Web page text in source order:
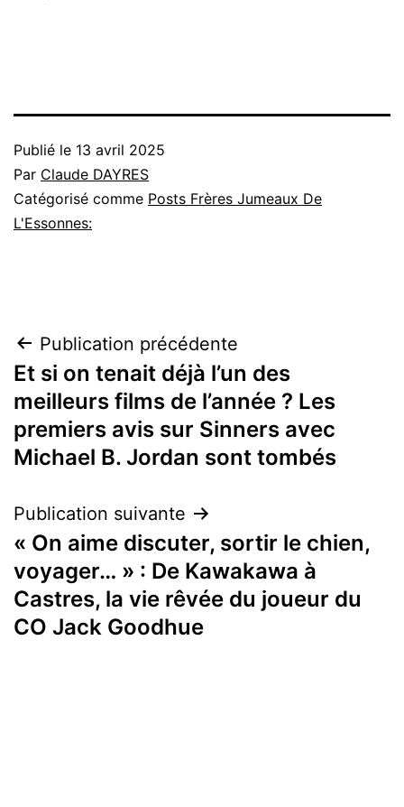
Publié le 13 avril 2025
Par Claude DAYRES
Catégorisé comme Posts Frères Jumeaux De
L'Essonnes:
Navigation
de
l’article
Publication précédente
Et si on tenait déjà l’un des
meilleurs films de l’année ? Les
premiers avis sur Sinners avec
Michael B. Jordan sont tombés
Publication suivante
« On aime discuter, sortir le chien,
voyager… » : De Kawakawa à
Castres, la vie rêvée du joueur du
CO Jack Goodhue